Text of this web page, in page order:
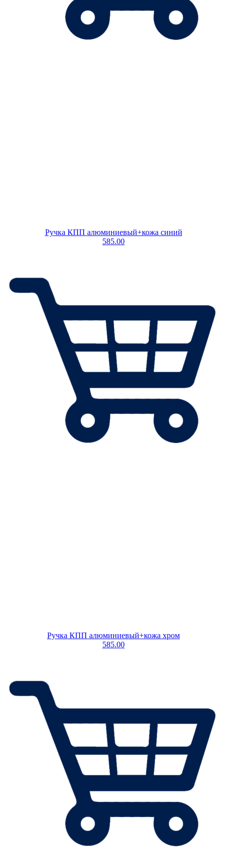
Ручка КПП алюминиевый+кожа синий
585.00
Ручка КПП алюминиевый+кожа хром
585.00